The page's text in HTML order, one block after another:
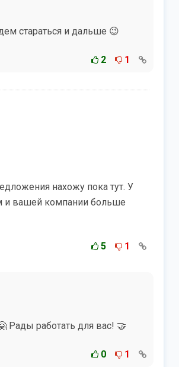
стараться и дальше 😉
2 1
нахожу пока тут. У
и вашей компании больше
5 1
Рады работать для вас! 🤝
0 1